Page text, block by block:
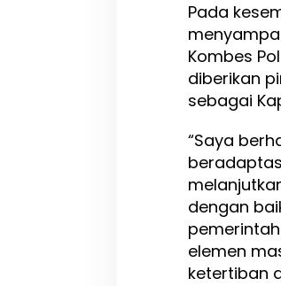
Pada
Kombes
diberikan
sebagai
“Saya
dengan
elemen
ketertiban